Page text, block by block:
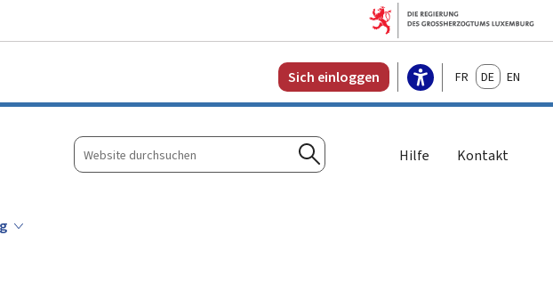
Sich einloggen FrançaisDeutschEnglish
Website
durchsuchen
Suchen
Hilfe Kontakt